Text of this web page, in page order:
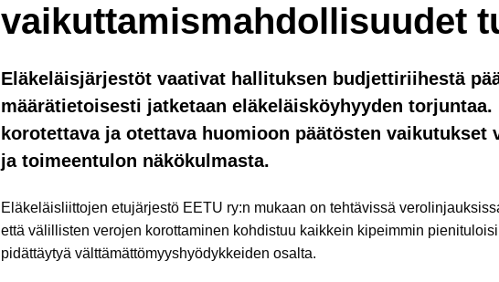
vaikuttamismahdollisuudet
Eläkeläisjärjestöt vaativat hallituksen budjettiriihestä
määrätietoisesti jatketaan eläkeläisköyhyyden
korotettava ja otettava huomioon päätösten vaikutukset
ja toimeentulon näkökulmasta.
Eläkeläisliittojen etujärjestö EETU ry:n mukaan on tehtävissä
että välillisten verojen korottaminen kohdistuu kaikkein kipeimmin
pidättäytyä välttämättömyyshyödykkeiden osalta.